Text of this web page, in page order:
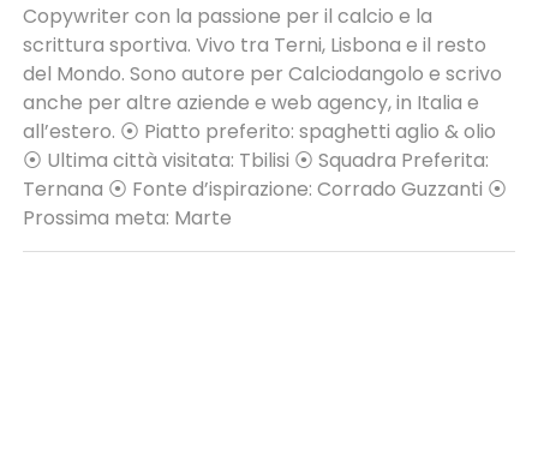
Copywriter con la passione per il calcio e la
scrittura sportiva. Vivo tra Terni, Lisbona e il resto
del Mondo. Sono autore per Calciodangolo e scrivo
anche per altre aziende e web agency, in Italia e
all’estero. ⦿ Piatto preferito: spaghetti aglio & olio
⦿ Ultima città visitata: Tbilisi ⦿ Squadra Preferita:
Ternana ⦿ Fonte d’ispirazione: Corrado Guzzanti ⦿
Prossima meta: Marte